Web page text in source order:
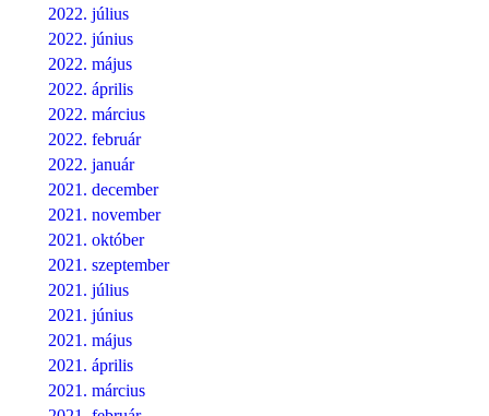
2022. július
2022. június
2022. május
2022. április
2022. március
2022. február
2022. január
2021. december
2021. november
2021. október
2021. szeptember
2021. július
2021. június
2021. május
2021. április
2021. március